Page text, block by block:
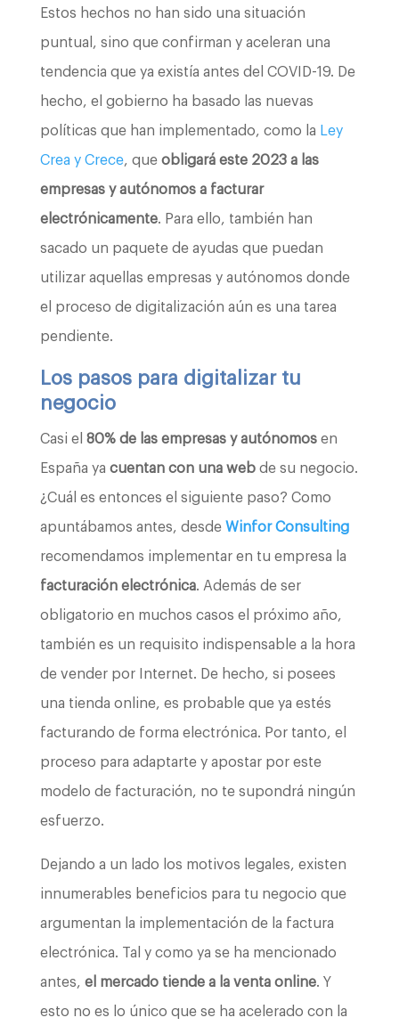
Estos hechos no han sido una situación
puntual, sino que confirman y aceleran una
tendencia que ya existía antes del COVID-19. De
hecho, el gobierno ha basado las nuevas
políticas que han implementado, como la Ley
Crea y Crece, que obligará este 2023 a las
empresas y autónomos a facturar
electrónicamente. Para ello, también han
sacado un paquete de ayudas que puedan
utilizar aquellas empresas y autónomos donde
el proceso de digitalización aún es una tarea
pendiente.
Los pasos para digitalizar tu
negocio
Casi el 80% de las empresas y autónomosen
España ya cuentan con una webde su negocio.
¿Cuál es entonces el siguiente paso? Como
apuntábamos antes, desde Winfor Consulting
recomendamos implementar en tu empresa la
facturación electrónica. Además de ser
obligatorio en muchos casos el próximo año,
también es un requisito indispensable a la hora
de vender por Internet. De hecho, si posees
una tienda online, es probable que ya estés
facturando de forma electrónica. Por tanto, el
proceso para adaptarte y apostar por este
modelo de facturación, no te supondrá ningún
esfuerzo.
Dejando a un lado los motivos legales, existen
innumerables beneficios para tu negocio que
argumentan la implementación de la factura
electrónica. Tal y como ya se ha mencionado
antes, el mercado tiende a la venta online. Y
esto no es lo único que se ha acelerado con la